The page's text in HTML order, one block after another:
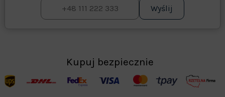
Wyślij
Kupuj bezpiecznie